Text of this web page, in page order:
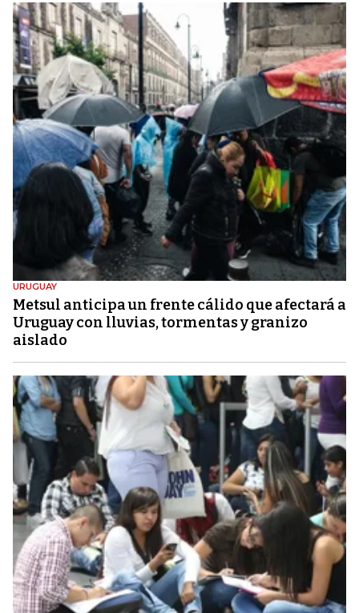
URUGUAY
Metsul anticipa un frente cálido que afectará a
Uruguay con lluvias, tormentas y granizo
aislado